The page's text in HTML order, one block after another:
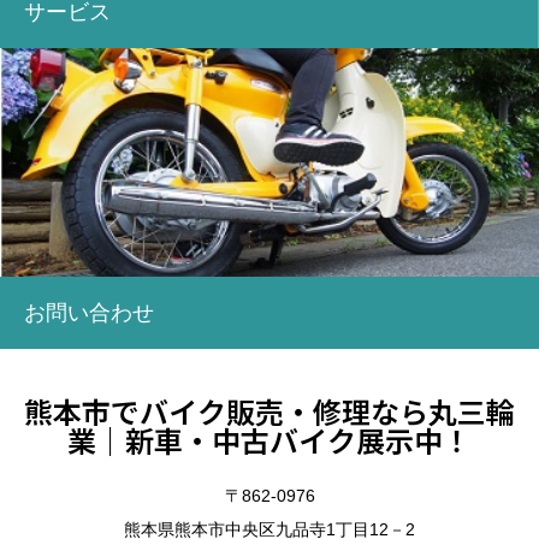
サービス
お問い合わせ
熊本市でバイク販売・修理なら丸三輪
業｜新車・中古バイク展示中！
〒862-0976
熊本県熊本市中央区九品寺1丁目12－2